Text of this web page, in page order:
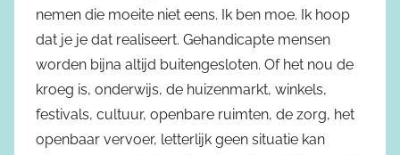
nemen die moeite niet eens. Ik ben moe. Ik hoop
dat je je dat realiseert. Gehandicapte mensen
worden bijna altijd buitengesloten. Of het nou de
kroeg is, onderwijs, de huizenmarkt, winkels,
festivals, cultuur, openbare ruimten, de zorg, het
openbaar vervoer, letterlijk geen situatie kan